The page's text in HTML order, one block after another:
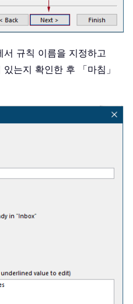
규칙 이름을 지정하고
는지 확인한 후 「마침」